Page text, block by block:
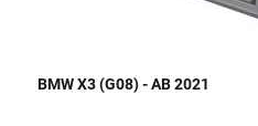
BMW X3 (G08) - AB 2021